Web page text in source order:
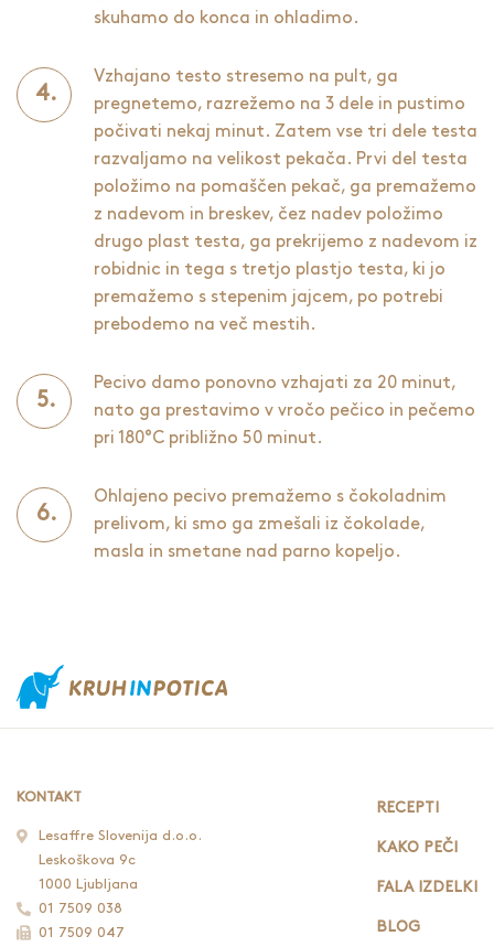
skuhamo do konca in ohladimo.
Vzhajano testo stresemo na pult, ga
pregnetemo, razrežemo na 3 dele in pustimo
počivati nekaj minut. Zatem vse tri dele testa
razvaljamo na velikost pekača. Prvi del testa
položimo na pomaščen pekač, ga premažemo
z nadevom in breskev, čez nadev položimo
drugo plast testa, ga prekrijemo z nadevom iz
robidnic in tega s tretjo plastjo testa, ki jo
premažemo s stepenim jajcem, po potrebi
prebodemo na več mestih.
Pecivo damo ponovno vzhajati za 20 minut,
nato ga prestavimo v vročo pečico in pečemo
pri 180°C približno 50 minut.
Ohlajeno pecivo premažemo s čokoladnim
prelivom, ki smo ga zmešali iz čokolade,
masla in smetane nad parno kopeljo.
KONTAKT
Lesaffre Slovenija d.o.o.
Leskoškova 9c
1000 Ljubljana
01 7509 038
01 7509 047
RECEPTI
KAKO PEČI
FALA IZDELKI
BLOG